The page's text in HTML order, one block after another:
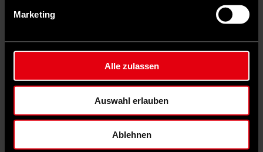
Marketing
Alle zulassen
Auswahl erlauben
Ablehnen